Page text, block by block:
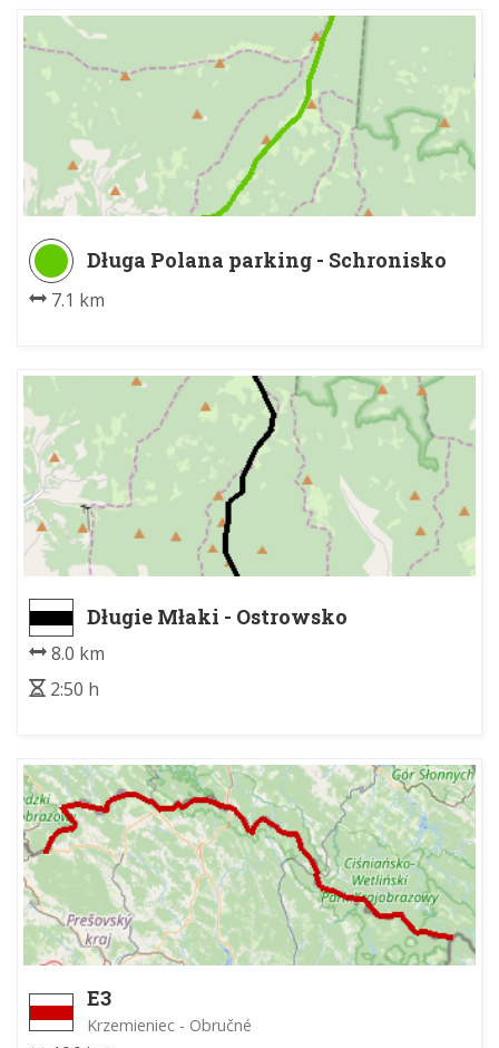
Długa Polana parking - Schronisko
PTTK na Turbaczu
7.1 km
Długie Młaki - Ostrowsko
8.0 km
2:50 h
E3
Krzemieniec - Obručné